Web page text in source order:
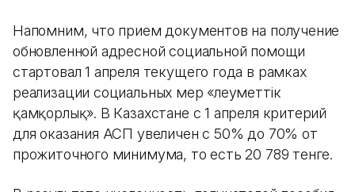
Напомним, что прием документов на получение
обновленной адресной социальной помощи
стартовал 1 апреля текущего года в рамках
реализации социальных мер «Әлеуметтік
қамқорлық». В Казахстане с 1 апреля критерий
для оказания АСП увеличен с 50% до 70% от
прожиточного минимума, то есть 20 789 тенге.